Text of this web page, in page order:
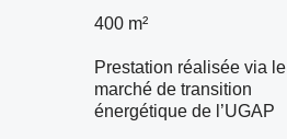
400 m²
Prestation réalisée via le
marché de transition
énergétique de l’UGAP